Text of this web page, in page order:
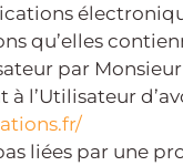
qu’elles
par Monsieur
l’Utilisateur
liées par une